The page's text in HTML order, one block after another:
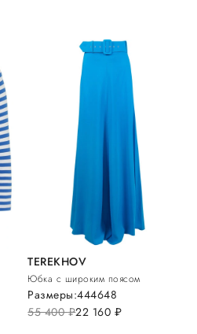
TEREKHOV
Юбка с широким поясом
55 400руб.22 160 руб.
Размеры:444648